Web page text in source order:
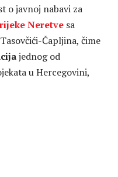
o javnoj nabavi za
Neretve sa
Čapljina, čime
jednog od
u Hercegovini,